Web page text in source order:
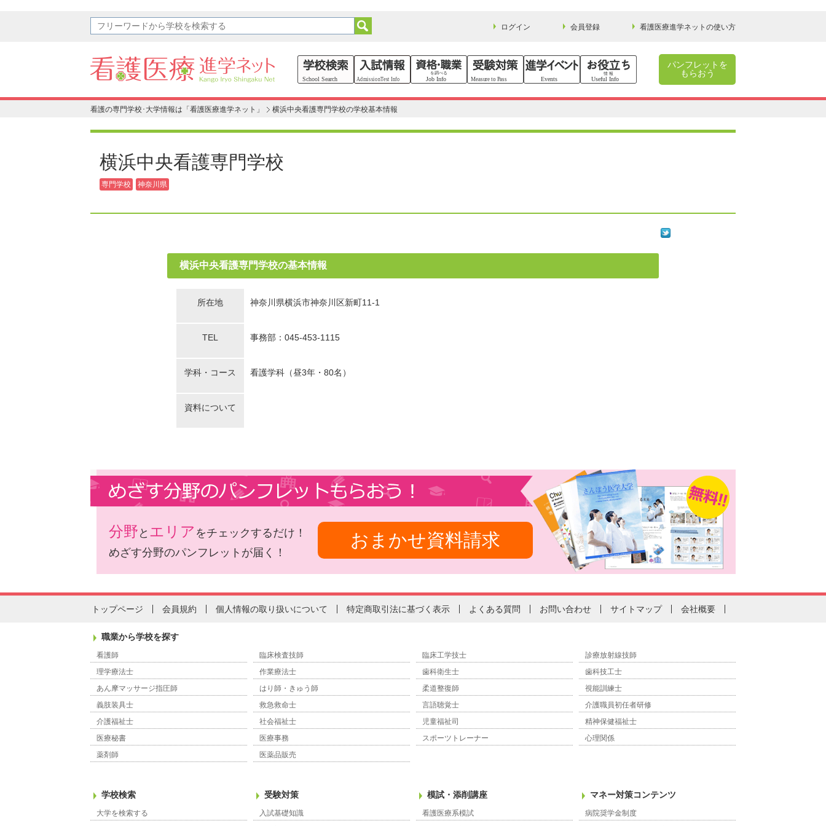
ログイン 会員登録 看護医療進学ネットの使い方
パンフレットを
もらおう
看護の専門学校･大学情報は「看護医療進学ネット」 横浜中央看護専門学校の学校基本情報
横浜中央看護専門学校
専門学校 神奈川県
横浜中央看護専門学校の基本情報
所在地 神奈川県横浜市神奈川区新町11-1
TEL 事務部：045-453-1115
学科・コース 看護学科（昼3年・80名）
資料について
分野 と エリア をチェックするだけ！
めざす分野のパンフレットが届く！
おまかせ資料請求
トップページ 会員規約 個人情報の取り扱いについて 特定商取引法に基づく表示 よくある質問 お問い合わせ サイトマップ 会社概要
職業から学校を探す
看護師 臨床検査技師 臨床工学技士
診療放射線技師
理学療法士
作業療法士 歯科衛生士
歯科技工士
あん摩マッサージ指圧師
はり師・きゅう師 柔道整復師
視能訓練士
義肢装具士
救急救命士 言語聴覚士
介護職員初任者研修
介護福祉士
社会福祉士 児童福祉司
精神保健福祉士
医療秘書
医療事務 スポーツトレーナー
心理関係
薬剤師
医薬品販売
学校検索
大学を検索する
受験対策
入試基礎知識
模試・添削講座
看護医療系模試
マネー対策コンテンツ
病院奨学金制度